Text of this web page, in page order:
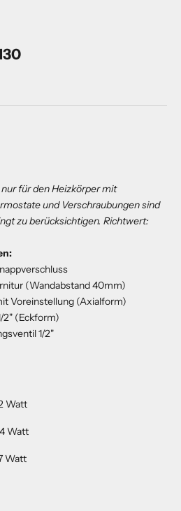
für den Heizkörper mit
und Verschraubungen sind
zu berücksichtigen. Richtwert:
(Wandabstand 40mm)
Voreinstellung (Axialform)
2" (Eckform)
1/2"
Watt
Watt
Watt